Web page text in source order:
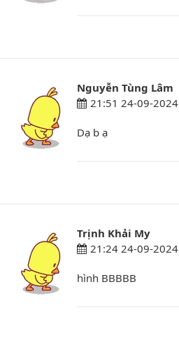
Nguyễn Tùng Lâm
21:51 24-09-2024
Dạ b ạ
Trịnh Khải My
21:24 24-09-2024
hình BBBBB